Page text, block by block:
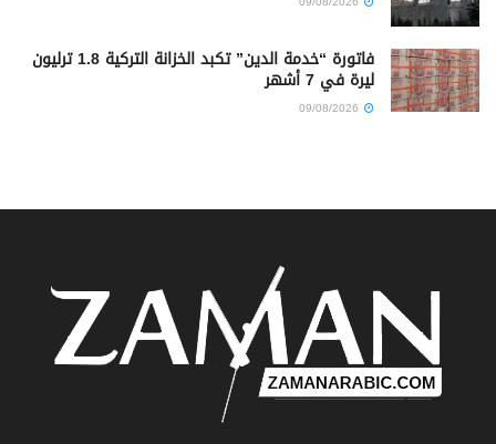
فاتورة “خدمة الدين” تكبد الخزانة التركية 1.8 ترليون
ليرة في 7 أشهر